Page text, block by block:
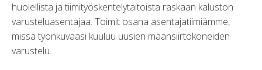
huolellista ja tiimityöskentelytaitoista raskaan kaluston
varusteluasentajaa. Toimit osana asentajatiimiämme,
missä työnkuvaasi kuuluu uusien maansiirtokoneiden
varustelu.